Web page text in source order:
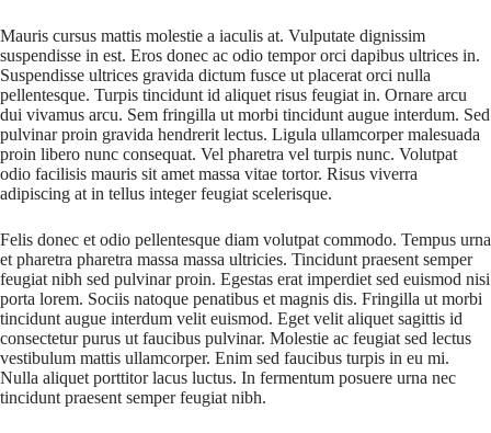
Mauris cursus mattis molestie a iaculis at. Vulputate dignissim
suspendisse in est. Eros donec ac odio tempor orci dapibus ultrices in.
Suspendisse ultrices gravida dictum fusce ut placerat orci nulla
pellentesque. Turpis tincidunt id aliquet risus feugiat in. Ornare arcu
dui vivamus arcu. Sem fringilla ut morbi tincidunt augue interdum. Sed
pulvinar proin gravida hendrerit lectus. Ligula ullamcorper malesuada
proin libero nunc consequat. Vel pharetra vel turpis nunc. Volutpat
odio facilisis mauris sit amet massa vitae tortor. Risus viverra
adipiscing at in tellus integer feugiat scelerisque.
Felis donec et odio pellentesque diam volutpat commodo. Tempus urna
et pharetra pharetra massa massa ultricies. Tincidunt praesent semper
feugiat nibh sed pulvinar proin. Egestas erat imperdiet sed euismod nisi
porta lorem. Sociis natoque penatibus et magnis dis. Fringilla ut morbi
tincidunt augue interdum velit euismod. Eget velit aliquet sagittis id
consectetur purus ut faucibus pulvinar. Molestie ac feugiat sed lectus
vestibulum mattis ullamcorper. Enim sed faucibus turpis in eu mi.
Nulla aliquet porttitor lacus luctus. In fermentum posuere urna nec
tincidunt praesent semper feugiat nibh.